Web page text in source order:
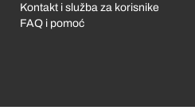
Kontakt i služba za korisnike
FAQ i pomoć